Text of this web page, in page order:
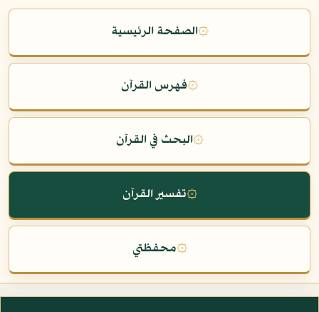
۞الصفحة الرئيسية
۞فهرس القرآن
۞البحث في القرآن
۞تفسير القرآن
۞محفظتي